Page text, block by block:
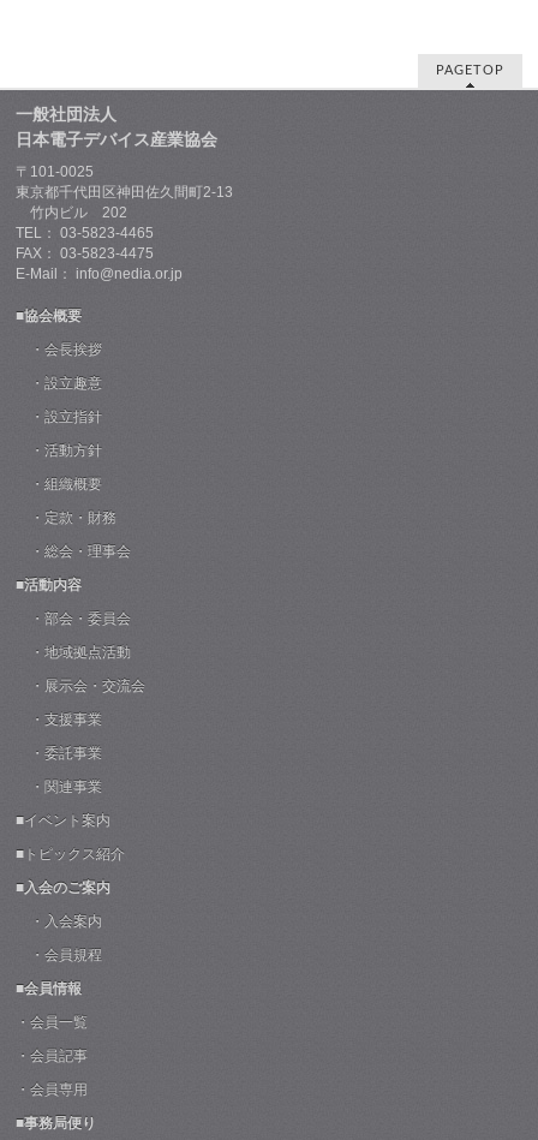
PAGETOP
一般社団法人
日本電子デバイス産業協会
〒101-0025
東京都千代田区神田佐久間町2-13
竹内ビル 202
TEL： 03-5823-4465
FAX： 03-5823-4475
E-Mail： info@nedia.or.jp
■協会概要
・会長挨拶
・設立趣意
・設立指針
・活動方針
・組織概要
・定款・財務
・総会・理事会
■活動内容
・部会・委員会
・地域拠点活動
・展示会・交流会
・支援事業
・委託事業
・関連事業
■イベント案内
■トピックス紹介
■入会のご案内
・入会案内
・会員規程
■会員情報
・会員一覧
・会員記事
・会員専用
■事務局便り